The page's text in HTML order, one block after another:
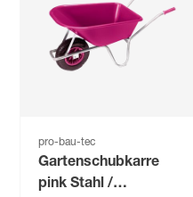
pro-bau-tec
Gartenschubkarre
pink Stahl /